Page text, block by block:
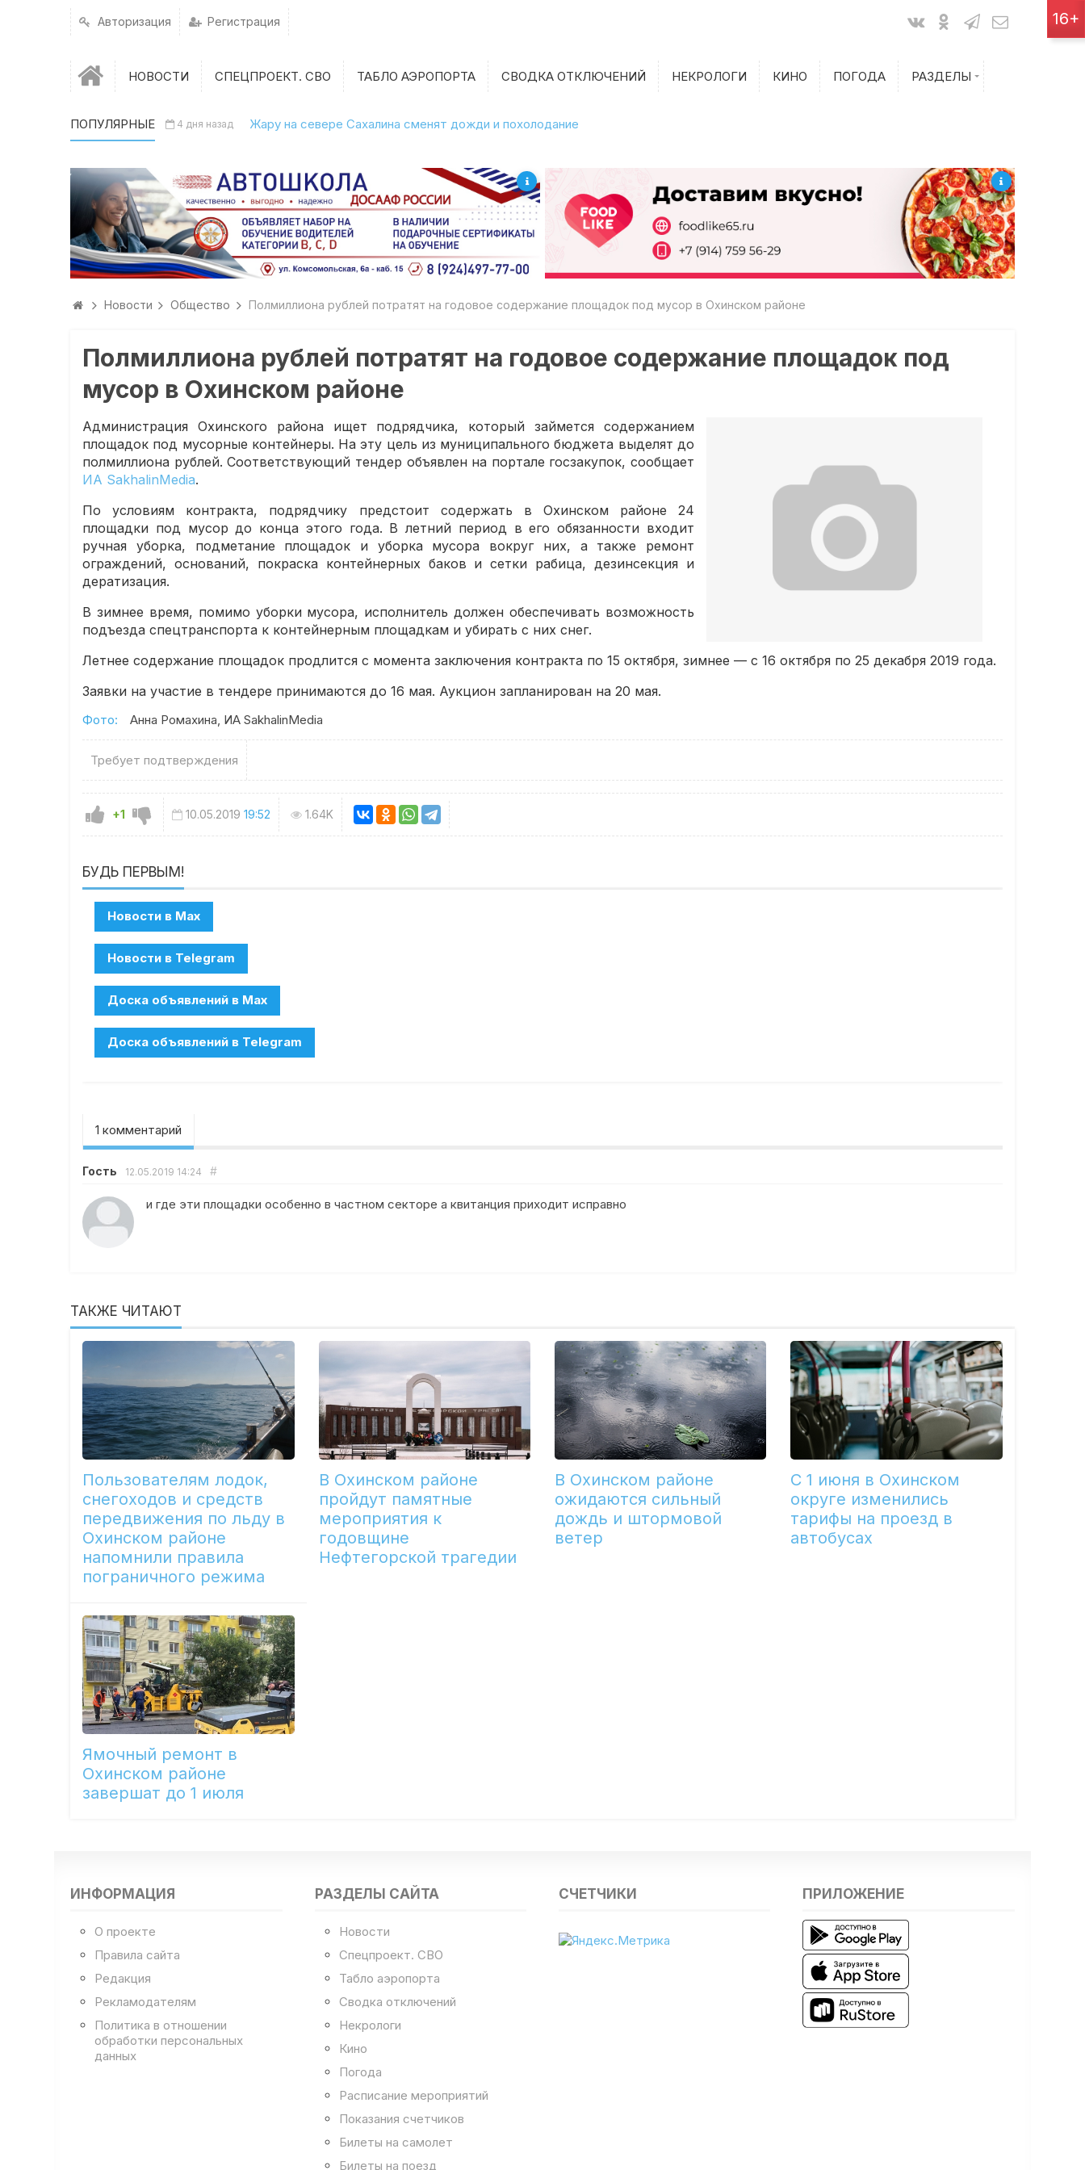
Авторизация Регистрация
НОВОСТИ СПЕЦПРОЕКТ. СВО ТАБЛО АЭРОПОРТА СВОДКА ОТКЛЮЧЕНИЙ НЕКРОЛОГИ КИНО ПОГОДА РАЗДЕЛЫ
Показания счетчиков
Билеты на поезд
ПОПУЛЯРНЫЕ 4 дня назад Жару на севере Сахалина сменят дожди и похолодание
Новости Общество Полмиллиона рублей потратят на годовое содержание площадок под мусор в Охинском районе
Полмиллиона рублей потратят на годовое содержание площадок под
мусор в Охинском районе
Администрация Охинского района ищет подрядчика, который займется содержанием
площадок под мусорные контейнеры. На эту цель из муниципального бюджета выделят до
полмиллиона рублей. Соответствующий тендер объявлен на портале госзакупок, сообщает
ИА SakhalinMedia.
По условиям контракта, подрядчику предстоит содержать в Охинском районе 24
площадки под мусор до конца этого года. В летний период в его обязанности входит
ручная уборка, подметание площадок и уборка мусора вокруг них, а также ремонт
ограждений, оснований, покраска контейнерных баков и сетки рабица, дезинсекция и
дератизация.
В зимнее время, помимо уборки мусора, исполнитель должен обеспечивать возможность
подъезда спецтранспорта к контейнерным площадкам и убирать с них снег.
Летнее содержание площадок продлится с момента заключения контракта по 15 октября, зимнее — с 16 октября по 25 декабря 2019 года.
Заявки на участие в тендере принимаются до 16 мая. Аукцион запланирован на 20 мая.
Фото: Анна Ромахина, ИА SakhalinMedia
Требует подтверждения
+1 10.05.2019 19:52 1.64K
БУДЬ ПЕРВЫМ!
1 комментарий
Гость 12.05.2019 14:24 #
и где эти площадки особенно в частном секторе а квитанция приходит исправно
ТАКЖЕ ЧИТАЮТ
Пользователям лодок,
снегоходов и средств
передвижения по льду в
Охинском районе
напомнили правила
пограничного режима
В Охинском районе
пройдут памятные
мероприятия к
годовщине
Нефтегорской трагедии
В Охинском районе
ожидаются сильный
дождь и штормовой
ветер
С 1 июня в Охинском
округе изменились
тарифы на проезд в
автобусах
Ямочный ремонт в
Охинском районе
завершат до 1 июля
ИНФОРМАЦИЯ
О проекте
Правила сайта
Редакция
Рекламодателям
Политика в отношении
обработки персональных
данных
РАЗДЕЛЫ САЙТА
Новости
Спецпроект. СВО
Табло аэропорта
Сводка отключений
Некрологи
Кино
Погода
Расписание мероприятий
Показания счетчиков
Билеты на самолет
Билеты на поезд
СЧЕТЧИКИ ПРИЛОЖЕНИЕ
16+